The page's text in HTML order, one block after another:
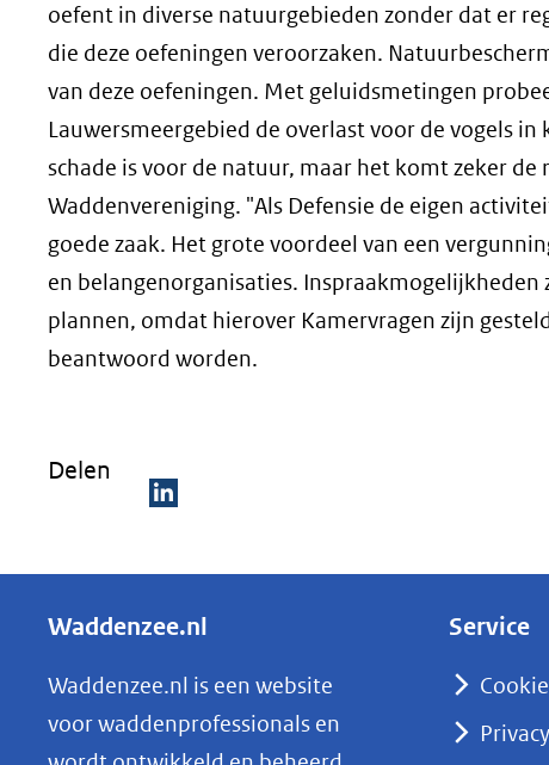
oefent in diverse natuurgebieden zonder dat er
die deze oefeningen veroorzaken.
van deze oefeningen. Met geluidsmetingen
Lauwersmeergebied de overlast voor de vogels
schade is voor de natuur, maar het komt zeker
Waddenvereniging. "Als Defensie de eigen
goede zaak. Het grote voordeel van een
en belangenorganisaties.
plannen, omdat hierover Kamervragen zijn
beantwoord worden.
Delen
e
e
n
o
p
Waddenzee.nl
Waddenzee.nl is een website
voor waddenprofessionals en
Service
Privacy